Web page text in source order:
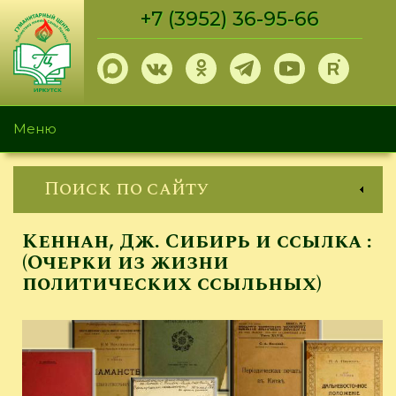
Перейти
основному
содержанию
+7 (3952) 36-95-66
Меню
Поиск по сайту
Кеннан, Дж. Сибирь и ссылка :
(Очерки из жизни
политических ссыльных)